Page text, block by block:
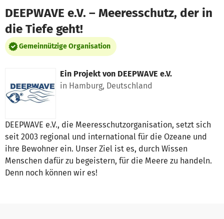
DEEPWAVE e.V. – Meeresschutz, der in
die Tiefe geht!
Gemeinnützige Organisation
Ein Projekt von DEEPWAVE e.V.
in Hamburg, Deutschland
DEEPWAVE e.V., die Meeresschutzorganisation, setzt sich
seit 2003 regional und international für die Ozeane und
ihre Bewohner ein. Unser Ziel ist es, durch Wissen
Menschen dafür zu begeistern, für die Meere zu handeln.
Denn noch können wir es!